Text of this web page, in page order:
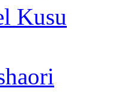
Kusu